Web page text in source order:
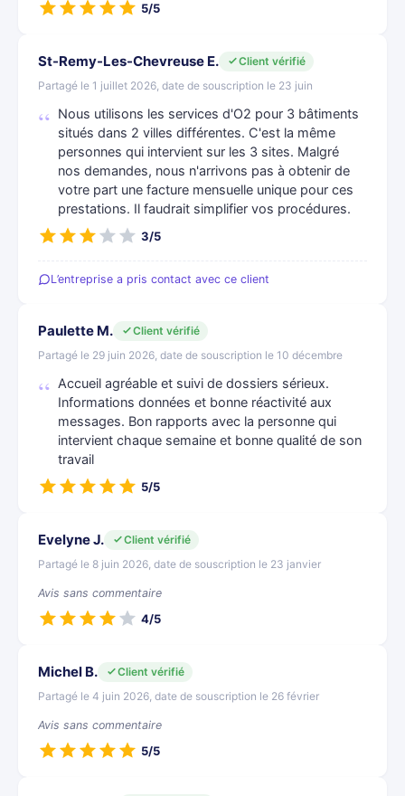
5/5
St-Remy-Les-Chevreuse E.
Client vérifié
Partagé le 1 juillet 2026, date de souscription le 23 juin
Nous utilisons les services d'O2 pour 3 bâtiments
situés dans 2 villes différentes. C'est la même
personnes qui intervient sur les 3 sites. Malgré
nos demandes, nous n'arrivons pas à obtenir de
votre part une facture mensuelle unique pour ces
prestations. Il faudrait simplifier vos procédures.
3/5
L’entreprise a pris contact avec ce client
Paulette M.
Client vérifié
Partagé le 29 juin 2026, date de souscription le 10 décembre
Accueil agréable et suivi de dossiers sérieux.
Informations données et bonne réactivité aux
messages. Bon rapports avec la personne qui
intervient chaque semaine et bonne qualité de son
travail
5/5
Evelyne J.
Client vérifié
Partagé le 8 juin 2026, date de souscription le 23 janvier
Avis sans commentaire
4/5
Michel B.
Client vérifié
Partagé le 4 juin 2026, date de souscription le 26 février
Avis sans commentaire
5/5